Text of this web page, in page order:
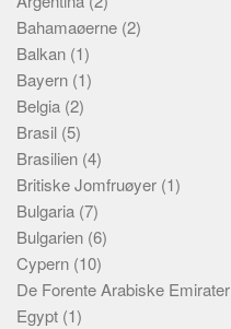
Bahamaøerne (2)
Balkan (1)
Bayern (1)
Belgia (2)
Brasil (5)
Brasilien (4)
Britiske Jomfruøyer (1)
Bulgaria (7)
Bulgarien (6)
Cypern (10)
De Forente Arabiske Emirater
Egypt (1)